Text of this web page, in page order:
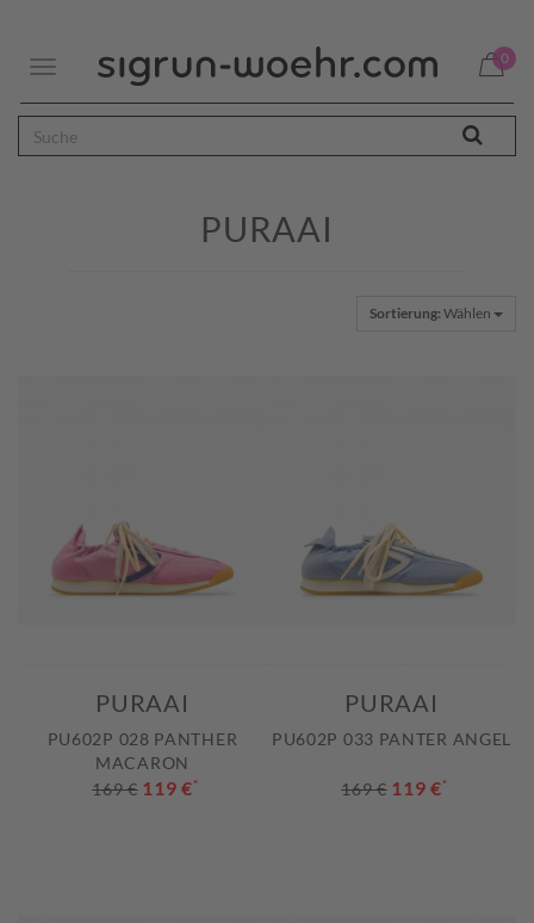
Toggle
0
PURAAI
Sortierung: Wählen
PURAAI
PU602P 028 PANTHER
MACARON
169 € 119 €*
PURAAI
PU602P 033 PANTER ANGEL
169 € 119 €*